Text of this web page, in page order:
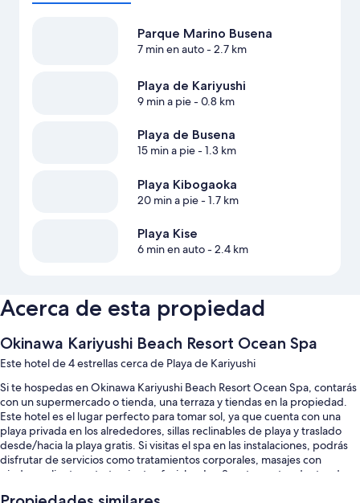
Parque Marino Busena
7 min en auto- 2.7 km
Playa de Kariyushi
9 min a pie- 0.8 km
Playa de Busena
15 min a pie- 1.3 km
Playa Kibogaoka
20 min a pie- 1.7 km
Playa Kise
6 min en auto- 2.4 km
Acerca de esta propiedad
Okinawa Kariyushi Beach Resort Ocean Spa
Este hotel de 4 estrellas cerca de Playa de Kariyushi
Si te hospedas en Okinawa Kariyushi Beach Resort Ocean Spa, contarás
con un supermercado o tienda, una terraza y tiendas en la propiedad.
Este hotel es el lugar perfecto para tomar sol, ya que cuenta con una
playa privada en los alrededores, sillas reclinables de playa y traslado
desde/hacia la playa gratis. Si visitas el spa en las instalaciones, podrás
disfrutar de servicios como tratamientos corporales, masajes con
piedras calientes y tratamientos faciales. Los 3 restaurantes dentro de